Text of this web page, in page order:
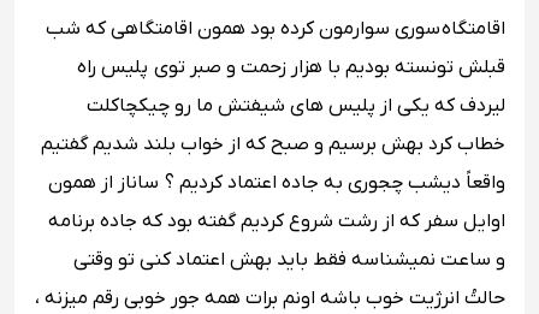
اقامتگاه سورى سوارمون کرده بود همون اقامتگاهى که شب
قبلش تونسته بودیم با هزار زحمت و صبر توى پلیس راه
لیردف که یکى از پلیس هاى شیفتش ما رو چیکچاکلت
خطاب کرد بهش برسیم و صبح که از خواب بلند شدیم گفتیم
واقعاً دیشب چجورى به جاده اعتماد کردیم ؟ ساناز از همون
اوایل سفر که از رشت شروع کردیم گفته بود که جاده برنامه
و ساعت نمیشناسه فقط باید بهش اعتماد کنى تو وقتى
حالتُ انرژیت خوب باشه اونم برات همه جور خوبى رقم میزنه ،